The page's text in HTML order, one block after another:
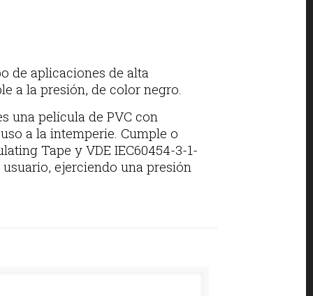
de aplicaciones de alta
a la presión, de color negro.
una película de PVC con
a la intemperie. Cumple o
Tape y VDE IEC60454-3-1-
ejerciendo una presión